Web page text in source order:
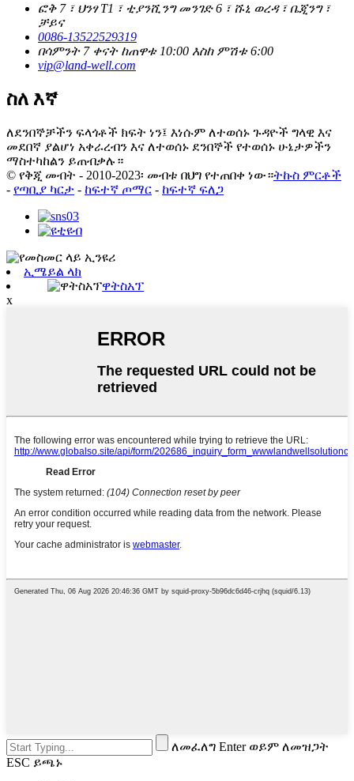
ፎቅ 7 ፣ ህንፃ T1 ፣ ቲያንሺንግ መንገድ 6 ፣ ሹኒ ወረዳ ፣ ቤጂንግ ፣
ቻይና
0086-13522529319
በሳምንት 7 ቀናት ከጠዋቱ 10:00 እስከ ምሽቱ 6:00
vip@land-well.com
ስለ እኛ
ለደንበኞቻችን ፍላጎቶች ክፍት ነን፤ እነሱም ለተወሰኑ ጉዳዮች ግላዊ እና
መደበኛ ያልሆነ አቀራረብን እና ለተወሰኑ ደንበኞች የተወሰኑ ሁኔታዎችን
ማስተካከልን ይጠብቃሉ።
© የቅጂ መብት - 2010-2023፡ መብቱ በህግ የተጠበቀ ነው።ትኩስ ምርቶች
- የጣቢያ ካርታ - ከፍተኛ ጦማር - ከፍተኛ ፍለጋ
ኢሜይል ላክ
ዋትስአፕ
x
ለመፈለግ Enter ወይም ለመዝጋት
ESC ይጫኑ